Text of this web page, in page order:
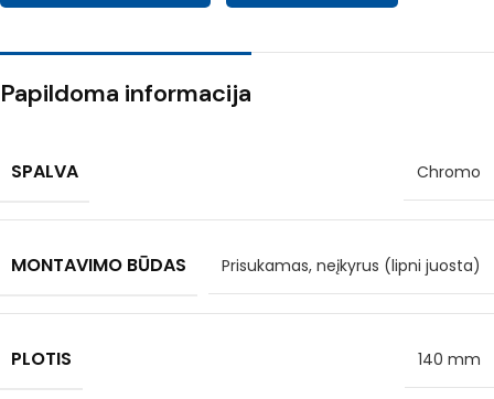
Papildoma informacija
SPALVA Chromo
MONTAVIMO BŪDAS Prisukamas, neįkyrus (lipni juosta)
PLOTIS 140 mm